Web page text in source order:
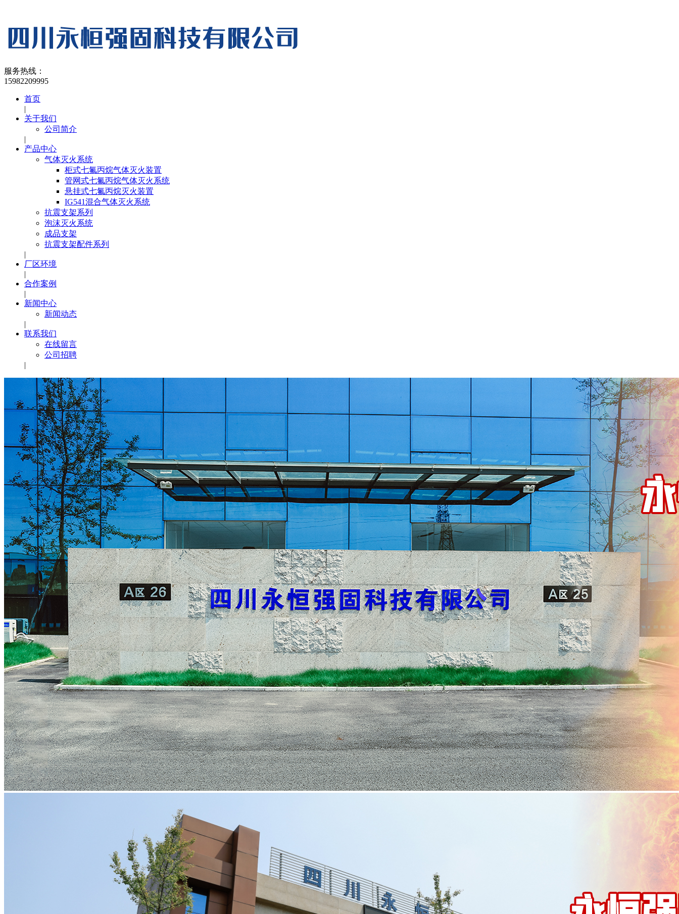
服务热线：
15982209995
首页
|
关于我们
公司简介
|
产品中心
气体灭火系统
柜式七氟丙烷气体灭火装置
管网式七氟丙烷气体灭火系统
悬挂式七氟丙烷灭火装置
IG541混合气体灭火系统
抗震支架系列
泡沫灭火系统
成品支架
抗震支架配件系列
|
厂区环境
|
合作案例
|
新闻中心
新闻动态
|
联系我们
在线留言
公司招聘
|